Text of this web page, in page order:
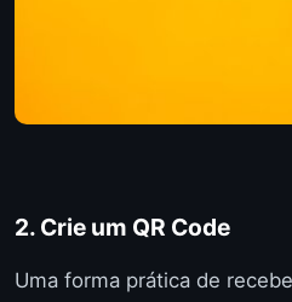
2. Crie um QR Code
Uma forma prática de